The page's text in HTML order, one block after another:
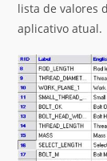
lista de valores
aplicativo atual.